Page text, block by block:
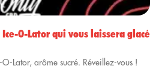
Ice-O-Lator qui vous laissera glacé
Lator, arôme sucré. Réveillez-vous !